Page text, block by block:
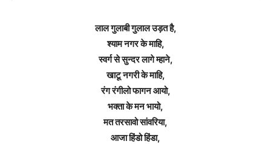
लाल गुलाबी गुलाल उड़त है,
श्याम नगर के माहि,
स्वर्ग से सुन्दर लागे म्हाने,
खाटू नगरी के माहि,
रंग रंगीलो फागन आयो,
भक्ता के मन भायो,
मत तरसावो सांवरिया,
आजा हिंडो हिंडा,